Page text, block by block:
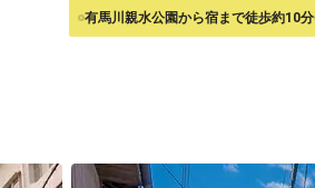
有馬川親水公園から宿まで徒歩約10分